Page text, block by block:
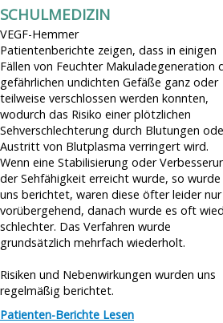
Makuladegeneration & Sport
Verursacht Sonnenlicht
Makuladegeneration durch Rauchen?
PC-Arbeit bei Makuladegeneration
Angeblich Makuladegeneration-Ursache
Makuladegeneration durch LED-Lampen
Künstliches Licht kann krank machen
Gesunder Darm = Gesunde Makula?
"Ich dachte, ich bräuchte nur eine neue
Makuladegeneration
Schlechte Lebensgewohnheiten können
auslösen
Je älter, desto eher von
Pille gegen Makuladegeneration
Über Uns
Spenden
Impressum
Datenschutz
SCHULMEDIZIN
VEGF-Hemmer
Patientenberichte zeigen, dass in einigen
Fällen von Feuchter Makuladegeneration
gefährlichen undichten Gefäße ganz oder
teilweise verschlossen werden konnten,
wodurch das Risiko einer plötzlichen
Sehverschlechterung durch Blutungen
Austritt von Blutplasma verringert wird.
Wenn eine Stabilisierung oder
der Sehfähigkeit erreicht wurde, so wurde
uns berichtet, waren diese öfter leider nur
vorübergehend, danach wurde es oft
schlechter. Das Verfahren wurde
grundsätzlich mehrfach wiederholt.
Risiken und Nebenwirkungen wurden uns
regelmäßig berichtet.
Patienten-Berichte Lesen